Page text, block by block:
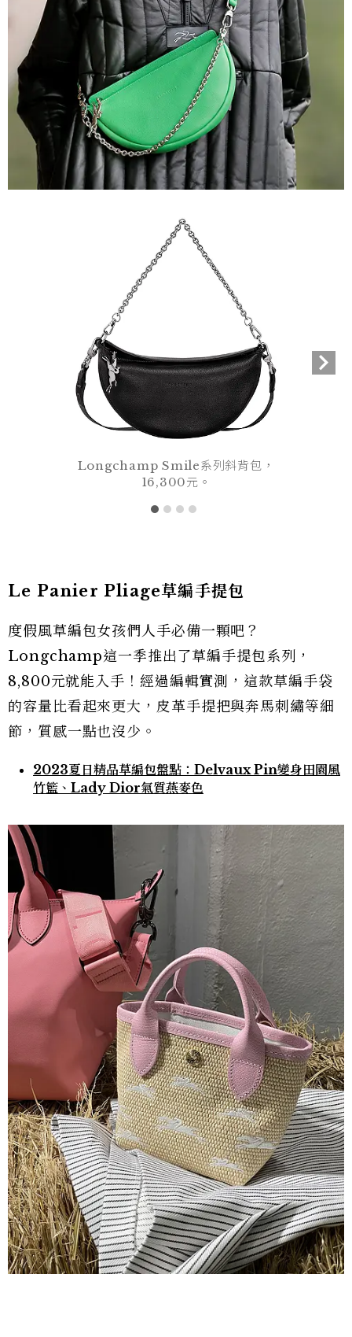
Longchamp Smile系列斜背包，
16,300元。
Le Panier Pliage草編手提包
度假風草編包女孩們人手必備一顆吧？
Longchamp這一季推出了草編手提包系列，
8,800元就能入手！經過編輯實測，這款草編手袋
的容量比看起來更大，皮革手提把與奔馬刺繡等細
節，質感一點也沒少。
2023夏日精品草編包盤點：Delvaux Pin變身田園風
竹籃、Lady Dior氣質燕麥色